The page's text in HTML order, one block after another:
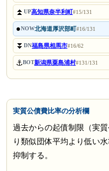
⏫UP高知県奈半利町#15/131
●NOW北海道厚沢部町#16/131
⏬DN福島県相馬市#16/62
⚓BOT新潟県粟島浦村#131/131
実質公債費比率の分析欄
過去からの起債制限（実
り類似団体平均より低い
抑制する。